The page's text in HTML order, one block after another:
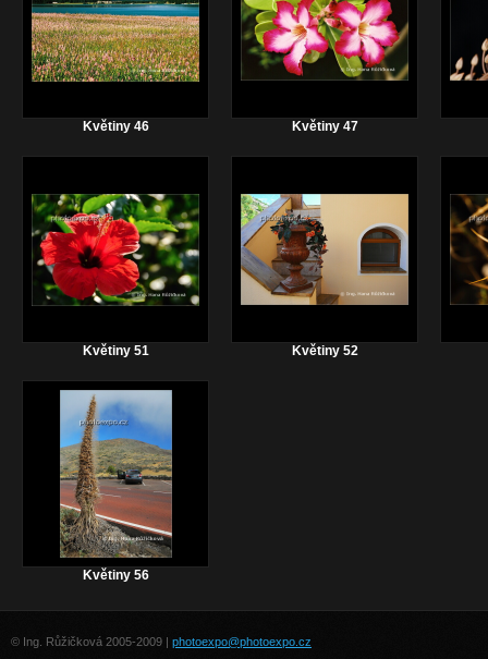
Květiny 46 Květiny 47
Květiny 51 Květiny 52
Květiny 56
© Ing. Růžičková 2005-2009 | photoexpo@photoexpo.cz